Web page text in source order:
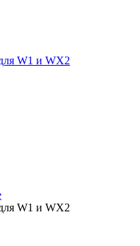
W1 и WX2
W1 и WX2